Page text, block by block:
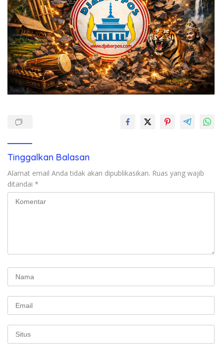
Tinggalkan Balasan
Alamat email Anda tidak akan dipublikasikan. Ruas yang wajib
ditandai *